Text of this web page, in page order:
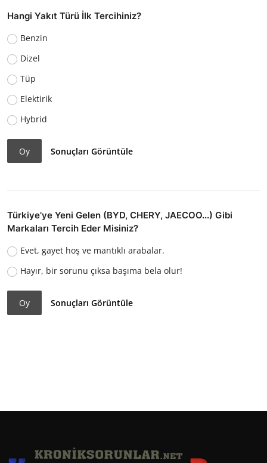
Hangi Yakıt Türü İlk Tercihiniz?
Benzin
Dizel
Tüp
Elektirik
Hybrid
Oy Sonuçları Görüntüle
Türkiye'ye Yeni Gelen (BYD, CHERY, JAECOO...) Gibi
Markaları Tercih Eder Misiniz?
Evet, gayet hoş ve mantıklı arabalar.
Hayır, bir sorunu çıksa başıma bela olur!
Oy Sonuçları Görüntüle